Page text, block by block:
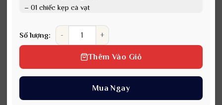
– 01 chiếc kẹp cà vạt
– Mã sản phẩm: SCVN8-006
Sự sang trọng và ý nghĩa của set cà vạt 8 món sẽ chắc
chắn ghi điểm trong mắt người nhận.
Số lượng:
Set cà vạt 8 món cao cấp làm quà tặng SCVN8-
Thêm Vào Giỏ
Mua Ngay